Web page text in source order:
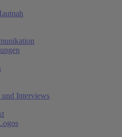
und Interviews